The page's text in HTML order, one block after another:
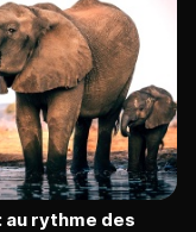
au rythme des